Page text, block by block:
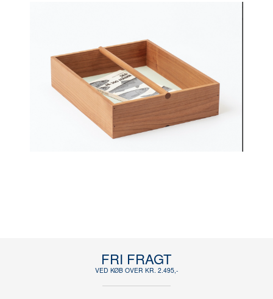
FRI FRAGT
VED KØB OVER KR. 2.495,-